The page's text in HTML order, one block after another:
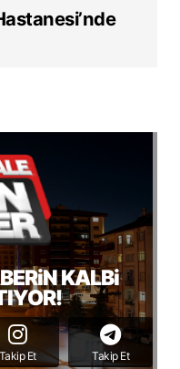
KALBi
Takip Et Takip Et